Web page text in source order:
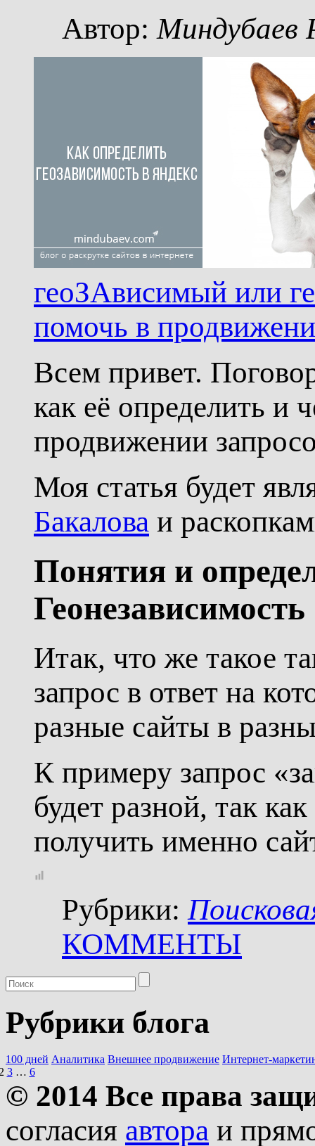
Автор: Миндубаев
геоЗАвисимый или
помочь в
Всем привет.
как её определить и
продвижении
Моя статья будет
Бакалова и
Понятия и
Геонезависимость
Итак, что же такое
запрос в ответ на
разные сайты в
К примеру запрос
будет разной, так
получить именно
Рубрики:
КОММЕНТЫ
Рубрики блога
100 дней Аналитика Внешнее продвижение Интернет-
3 … 6
© 2014 Все права
согласия автора и